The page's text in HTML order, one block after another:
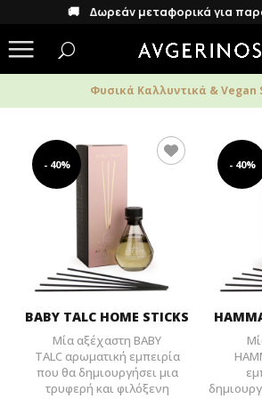
🚚 Δωρεάν μεταφορικά για
Φυσικά Καλλυντικά & Vegan
- 40%
BABY TALC HOME STICKS
Μία αξέχαστη BABY
TALC αρωματική εμπειρία
που θα δημιουργήσει μια
τρυφερή και φιλόξενη
- 40%